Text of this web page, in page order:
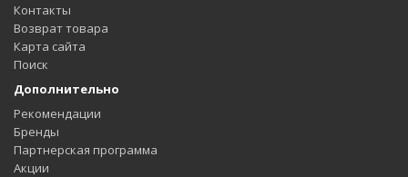
Контакты
Возврат товара
Карта сайта
Поиск
Дополнительно
Рекомендации
Бренды
Партнерская программа
Акции